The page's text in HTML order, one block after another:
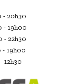
- 20h30
- 19h00
- 22h30
- 19h00
12h30